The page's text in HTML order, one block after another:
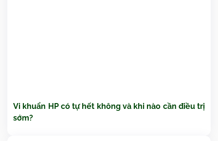
Vi khuẩn HP có tự hết không và khi nào cần điều trị
sớm?